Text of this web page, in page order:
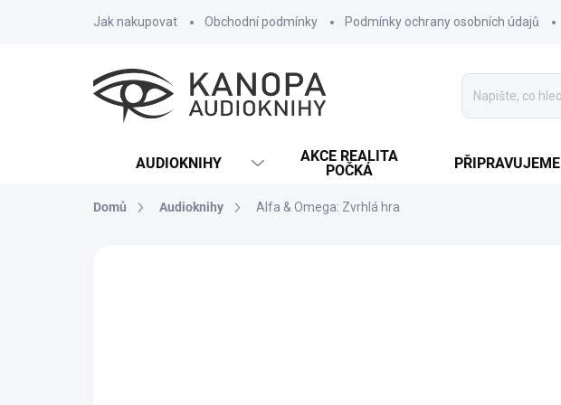
Jak nakupovat Obchodní podmínky Podmínky ochrany osobních údajů
AUDIOKNIHY
AKCE REALITA
POČKÁ
PŘIPRAVUJEME
Domů Audioknihy Alfa & Omega: Zvrhlá hra